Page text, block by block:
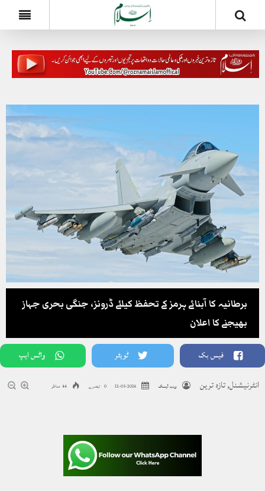
برطانیہ کا آبنائے ہرمز کے تحفظ کیلئے ڈرونز، جنگی بحری جہاز
بھیجنے کا اعلان
فیس بک ٹویٹر واٹس ایپ
انٹرنیشنل,تازہ ترین ویب ڈیسک 2026-05-12 0 تبصرے 44 مناظر